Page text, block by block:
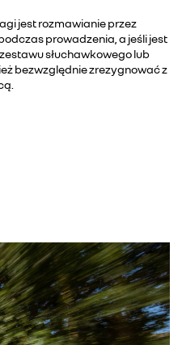
jest rozmawianie przez
prowadzenia, a jeśli jest
słuchawkowego lub
bezwzględnie zrezygnować z